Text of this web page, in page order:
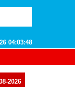
04:03:49
2026